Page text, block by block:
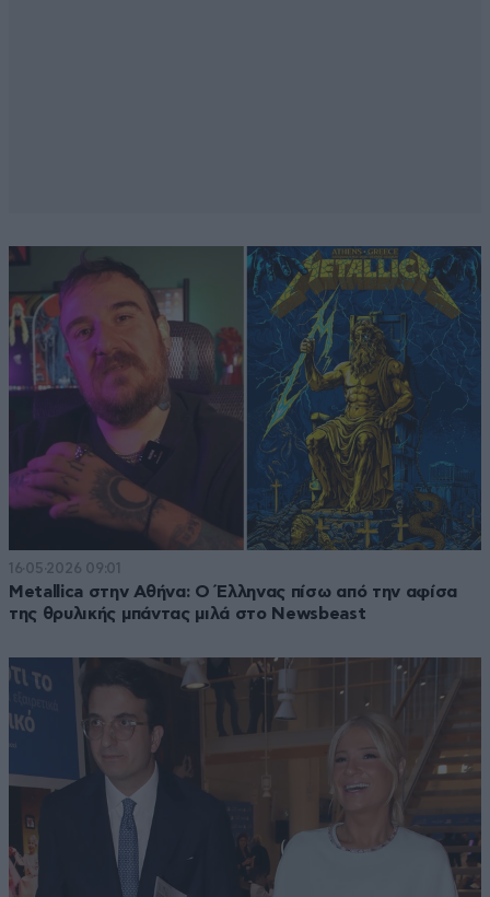
16·05·2026 09:01
Metallica στην Αθήνα: Ο Έλληνας πίσω από την αφίσα
της θρυλικής μπάντας μιλά στο Newsbeast